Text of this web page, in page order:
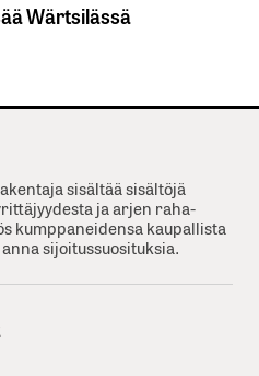
Wärtsilässä
sisältää sisältöjä
ja arjen raha-
kumppaneidensa kaupallista
sijoitussuosituksia.